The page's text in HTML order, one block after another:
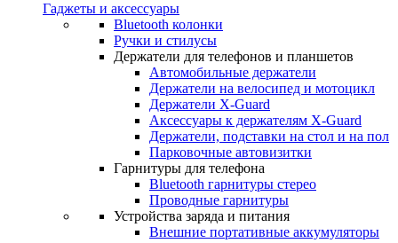
Гаджеты и аксессуары
Bluetooth колонки
Ручки и стилусы
Держатели для телефонов и планшетов
Автомобильные держатели
Держатели на велосипед и мотоцикл
Держатели X-Guard
Аксессуары к держателям X-Guard
Держатели, подставки на стол и на пол
Парковочные автовизитки
Гарнитуры для телефона
Bluetooth гарнитуры стерео
Проводные гарнитуры
Устройства заряда и питания
Внешние портативные аккумуляторы